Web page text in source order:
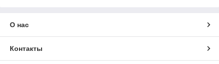
О нас
Контакты